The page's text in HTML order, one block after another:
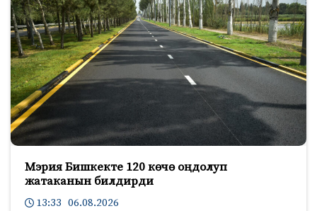
Мэрия Бишкекте 120 көчө оңдолуп
жатаканын билдирди
13:33 06.08.2026